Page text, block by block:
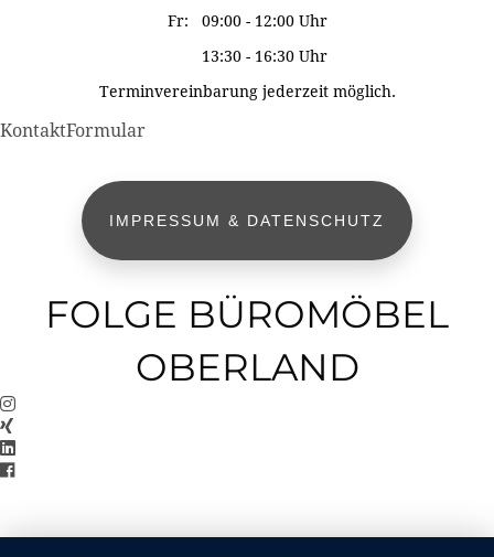
Fr: 09:00 - 12:00 Uhr
13:30 - 16:30 Uhr
Terminvereinbarung jederzeit möglich.
KontaktFormular
IMPRESSUM & DATENSCHUTZ
FOLGE BÜROMÖBEL
OBERLAND